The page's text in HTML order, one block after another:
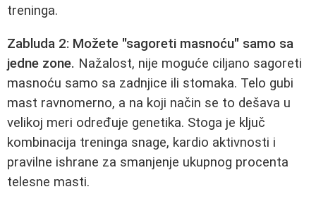
treninga.
Zabluda 2: Možete "sagoreti masnoću" samo sa
jedne zone. Nažalost, nije moguće ciljano sagoreti
masnoću samo sa zadnjice ili stomaka. Telo gubi
mast ravnomerno, a na koji način se to dešava u
velikoj meri određuje genetika. Stoga je ključ
kombinacija treninga snage, kardio aktivnosti i
pravilne ishrane za smanjenje ukupnog procenta
telesne masti.